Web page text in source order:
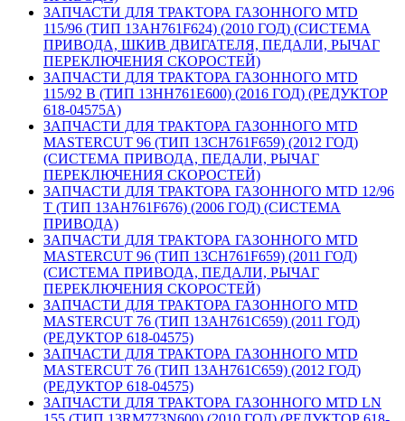
ЗАПЧАСТИ ДЛЯ ТРАКТОРА ГАЗОННОГО MTD
115/96 (ТИП 13AH761F624) (2010 ГОД) (СИСТЕМА
ПРИВОДА, ШКИВ ДВИГАТЕЛЯ, ПЕДАЛИ, РЫЧАГ
ПЕРЕКЛЮЧЕНИЯ СКОРОСТЕЙ)
ЗАПЧАСТИ ДЛЯ ТРАКТОРА ГАЗОННОГО MTD
115/92 B (ТИП 13HH761E600) (2016 ГОД) (РЕДУКТОР
618-04575A)
ЗАПЧАСТИ ДЛЯ ТРАКТОРА ГАЗОННОГО MTD
MASTERCUT 96 (ТИП 13CH761F659) (2012 ГОД)
(СИСТЕМА ПРИВОДА, ПЕДАЛИ, РЫЧАГ
ПЕРЕКЛЮЧЕНИЯ СКОРОСТЕЙ)
ЗАПЧАСТИ ДЛЯ ТРАКТОРА ГАЗОННОГО MTD 12/96
T (ТИП 13AH761F676) (2006 ГОД) (СИСТЕМА
ПРИВОДА)
ЗАПЧАСТИ ДЛЯ ТРАКТОРА ГАЗОННОГО MTD
MASTERCUT 96 (ТИП 13CH761F659) (2011 ГОД)
(СИСТЕМА ПРИВОДА, ПЕДАЛИ, РЫЧАГ
ПЕРЕКЛЮЧЕНИЯ СКОРОСТЕЙ)
ЗАПЧАСТИ ДЛЯ ТРАКТОРА ГАЗОННОГО MTD
MASTERCUT 76 (ТИП 13AH761C659) (2011 ГОД)
(РЕДУКТОР 618-04575)
ЗАПЧАСТИ ДЛЯ ТРАКТОРА ГАЗОННОГО MTD
MASTERCUT 76 (ТИП 13AH761C659) (2012 ГОД)
(РЕДУКТОР 618-04575)
ЗАПЧАСТИ ДЛЯ ТРАКТОРА ГАЗОННОГО MTD LN